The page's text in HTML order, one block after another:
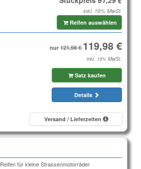
inkl. 19% MwSt.
Reifen auswählen
nur
inkl. 19% MwSt.
Satz kaufen
Details
Versand / Lieferzeiten
Reifen für kleine Strassenmotorräder